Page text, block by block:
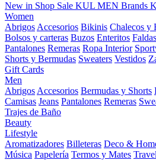
New in Shop Sale KUL MEN Brands
Women
Abrigos Accesorios Bikinis Chalecos y
Bolsos y carteras Buzos Enteritos Faldas
Pantalones Remeras Ropa Interior
Shorts y Bermudas Sweaters Vestidos
Gift Cards
Men
Abrigos Accesorios Bermudas y Shorts
Camisas Jeans Pantalones Remeras
Trajes de Baño
Beauty
Lifestyle
Aromatizadores Billeteras Deco &
Música Papelería Termos y Mates Travel